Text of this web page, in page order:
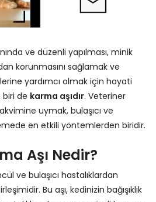
ve düzenli yapılması, minik
korunmasını sağlamak ve
yardımcı olmak için hayati
biri de karma aşıdır. Veteriner
uymak, bulaşıcı ve
en etkili yöntemlerden biridir.
Aşı Nedir?
ve bulaşıcı hastalıklardan
Bu aşı, kedinizin bağışıklık